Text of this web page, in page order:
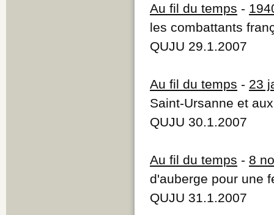
Au fil du temps -
les combattants
QUJU 29.1.2007
Au fil du temps - 23
Saint-Ursanne et
QUJU 30.1.2007
Au fil du temps - 8
d'auberge pour une
QUJU 31.1.2007